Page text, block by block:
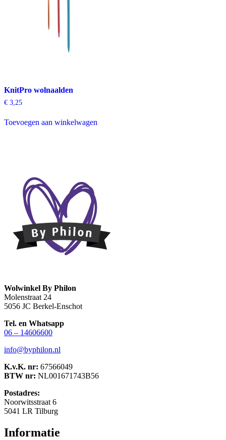
worden
de
productpagina
KnitPro wolnaalden
€ 3,25
Toevoegen aan winkelwagen
Wolwinkel By Philon
Molenstraat 24
5056 JC Berkel-Enschot
Tel. en Whatsapp
06 – 14606600
info@byphilon.nl
K.v.K. nr: 67566049
BTW nr: NL001671743B56
Postadres:
Noorwitsstraat 6
5041 LR Tilburg
Informatie